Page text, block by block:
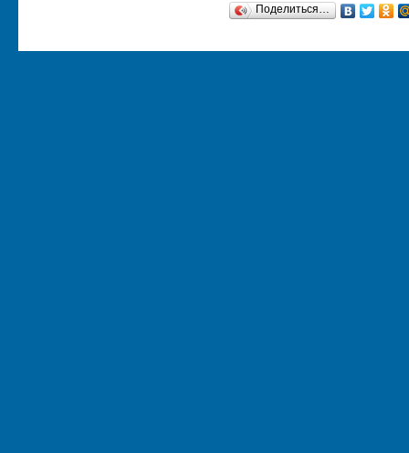
Поделиться…